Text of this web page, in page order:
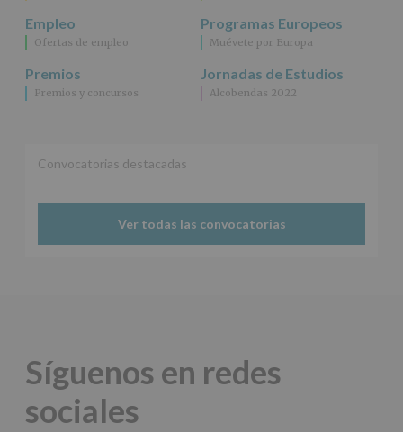
Empleo
Ofertas de empleo
Programas Europeos
Muévete por Europa
Premios
Premios y concursos
Jornadas de Estudios
Alcobendas 2022
Convocatorias destacadas
Ver todas las convocatorias
Síguenos en redes
sociales